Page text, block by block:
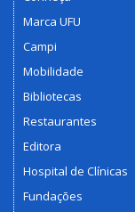
Marca UFU
Campi
Mobilidade
Bibliotecas
Restaurantes
Editora
Hospital de Clínicas
Fundações